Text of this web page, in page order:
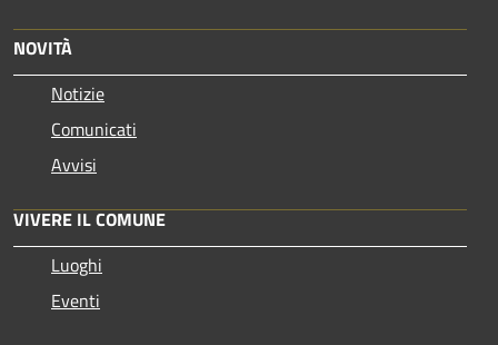
NOVITÀ
Notizie
Comunicati
Avvisi
VIVERE IL COMUNE
Luoghi
Eventi